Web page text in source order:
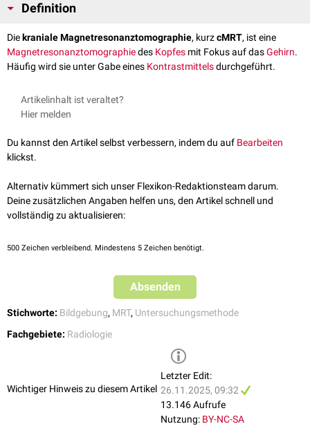
Definition
Diekraniale Magnetresonanztomographie, kurzcMRT, ist eine
Magnetresonanztomographiedes Kopfes mit Fokus auf dasGehirn.
Häufig wird sie unter Gabe eines Kontrastmittelsdurchgeführt.
Artikelinhalt ist veraltet?
Hier melden
Du kannst den Artikel selbst verbessern, indem du auf Bearbeiten
klickst.
Alternativ kümmert sich unser Flexikon-Redaktionsteam darum.
Deine zusätzlichen Angaben helfen uns, den Artikel schnell und
vollständig zu aktualisieren:
500 Zeichen verbleibend. Mindestens 5 Zeichen benötigt.
Absenden
Stichworte: Bildgebung, MRT, Untersuchungsmethode
Fachgebiete: Radiologie
Wichtiger Hinweis zu diesem Artikel
Letzter Edit:
26.11.2025, 09:32
13.146 Aufrufe
Nutzung: BY-NC-SA